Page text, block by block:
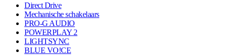
Direct Drive
Mechanische schakelaars
PRO-G AUDIO
POWERPLAY 2
LIGHTSYNC
BLUE VO!CE